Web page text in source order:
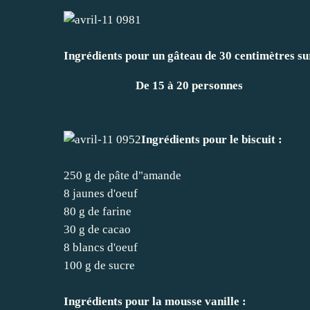
Ingrédients pour un gâteau de 30 centimètres
De 15 à 20 personnes
Ingrédients pour le biscuit :
250 g de pâte d"amande
8 jaunes d'oeuf
80 g de farine
30 g de cacao
8 blancs d'oeuf
100 g de sucre
Ingrédients pour la mousse vanille :